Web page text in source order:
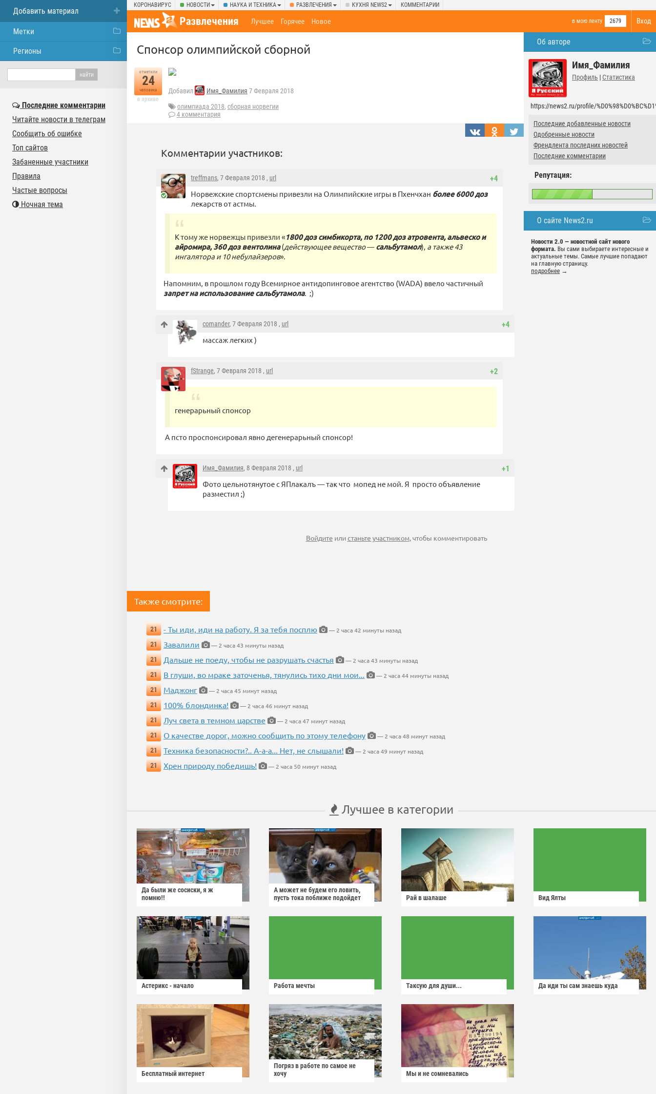
КОРОНАВИРУС НОВОСТИ НАУКА И ТЕХНИКА РАЗВЛЕЧЕНИЯ КУХНЯ NEWS2 КОММЕНТАРИИ
Вход
Развлечения в мою ленту 2679
Лучшее Горячее Новое
Об авторе
Имя_Фамилия
Профиль | Статистика
https://news2.ru/profile/
Последние добавленные новости
Одобренные новости
Френдлента последних новостей
Последние комментарии
Репутация:
О сайте News2.ru
Новости 2.0 — новостной сайт нового
формата. Вы сами выбираете интересные и
актуальные темы. Самые лучшие попадают
на главную страницу.
подробнее →
Спонсор олимпийской сборной
отметили
24
человека
в архиве
Добавил Имя_Фамилия 7 Февраля 2018
олимпиада 2018, сборная норвегии
4 комментария
Комментарии участников:
+4
treffmans, 7 Февраля 2018 , url
Норвежские спортсмены привезли на Олимпийские игры в Пхенчхан более 6000 доз
лекарств от астмы.
К тому же норвежцы привезли «1800 доз симбикорта, по 1200 доз атровента, альвеско и
айромира, 360 доз вентолина(действующее вещество— сальбутамол), а также 43
ингалятора и 10 небулайзеров».
Напомним, в прошлом году Всемирное антидопинговое агентство (WADA) ввело частичный
запрет на использование сальбутамола. ;)
+4
comander, 7 Февраля 2018 , url
массаж легких )
+2
fStrange, 7 Февраля 2018 , url
генерарьный спонсор
А псто проспонсировал явно дегенерарьный спонсор!
+1
Имя_Фамилия, 8 Февраля 2018 , url
Фото цельнотянутое с ЯПлакалъ — так что мопед не мой. Я просто объявление
разместил ;)
Войдите илистаньте участником, чтобы комментировать
Также смотрите:
21 - Ты иди, иди на работу. Я за тебя посплю
— 2 часа 42 минуты назад
21
Завалили
— 2 часа 43 минуты назад
21
Дальше не поеду, чтобы не разрушать счастья
— 2 часа 43 минуты назад
21
В глуши, во мраке заточенья, тянулись тихо дни мои...
— 2 часа 44 минуты назад
21
Маджонг
— 2 часа 45 минут назад
21
100% блондинка!
— 2 часа 46 минут назад
21
Луч света в темном царстве
— 2 часа 47 минут назад
21
О качестве дорог, можно сообщить по этому телефону
— 2 часа 48 минут назад
21
Техника безопасности?.. А-а-а... Нет, не слышали!
— 2 часа 49 минут назад
21
Хрен природу победишь! — 2 часа 50 минут назад
Лучшее в категории
Да были же сосиски, я ж
помню!!
А может не будем его ловить,
пусть тока поближе подойдет
Рай в шалаше Вид Ялты
Астерикс - начало Работа мечты Таксую для души... Да иди ты сам знаешь куда
Бесплатный интернет
Погряз в работе по самое не
хочу
Мы и не сомневались
Добавить материал
Метки
Регионы
Последние комментарии
Читайте новости в телеграм
Сообщить об ошибке
Топ сайтов
Забаненные участники
Правила
Частые вопросы
Ночная тема